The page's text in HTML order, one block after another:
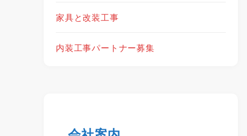
家具と改装工事
内装工事パートナー募集